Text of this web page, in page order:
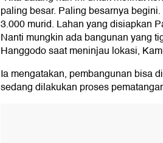
paling besar. Paling besarnya
3.000 murid. Lahan yang disiapkan
Nanti mungkin ada bangunan yang
Hanggodo saat meninjau lokasi,
Ia mengatakan, pembangunan bisa
sedang dilakukan proses